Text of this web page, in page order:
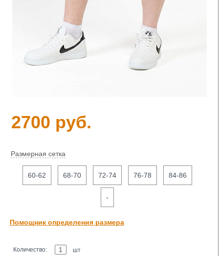
2700 руб.
Размерная сетка
60-62 68-70 72-74 76-78 84-86
-
Помощник определения размера
Количество: шт